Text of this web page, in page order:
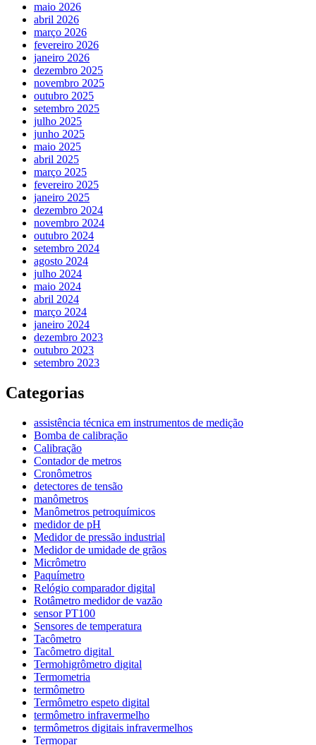
maio 2026
abril 2026
março 2026
fevereiro 2026
janeiro 2026
dezembro 2025
novembro 2025
outubro 2025
setembro 2025
julho 2025
junho 2025
maio 2025
abril 2025
março 2025
fevereiro 2025
janeiro 2025
dezembro 2024
novembro 2024
outubro 2024
setembro 2024
agosto 2024
julho 2024
maio 2024
abril 2024
março 2024
janeiro 2024
dezembro 2023
outubro 2023
setembro 2023
Categorias
assistência técnica em instrumentos de medição
Bomba de calibração
Calibração
Contador de metros
Cronômetros
detectores de tensão
manômetros
Manômetros petroquímicos
medidor de pH
Medidor de pressão industrial
Medidor de umidade de grãos
Micrômetro
Paquímetro
Relógio comparador digital
Rotâmetro medidor de vazão
sensor PT100
Sensores de temperatura
Tacômetro
Tacômetro digital
Termohigrômetro digital
Termometria
termômetro
Termômetro espeto digital
termômetro infravermelho
termômetros digitais infravermelhos
Termopar